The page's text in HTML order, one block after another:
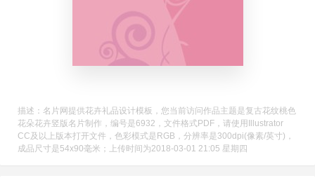
描述：名片网提供花卉礼品设计模板，您当前访问作品主题是复古花纹桃色
花朵花卉竖版名片制作，编号是6932，文件格式PDF，请使用Illustrator
CC及以上版本打开文件，色彩模式是RGB，分辨率是300dpi(像素/英寸)，
成品尺寸是54x90毫米；上传时间为2018-03-01 21:05 星期四